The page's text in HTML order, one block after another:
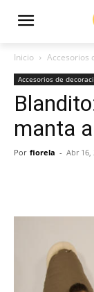
Inicio Accesorios
Accesorios de
manta
Por fiorela - Abr 16,